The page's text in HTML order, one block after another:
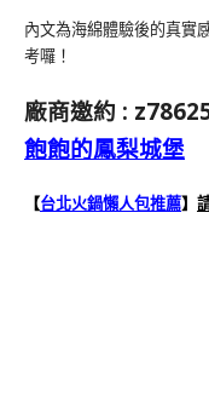
內文為海綿體驗後的真實
考囉！
廠商邀約 :
飽飽的鳳梨城堡
【台北火鍋懶人包推薦】